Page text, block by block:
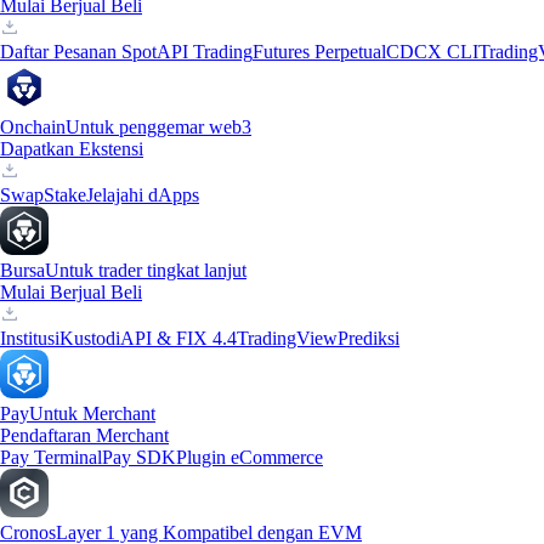
Mulai Berjual Beli
Daftar Pesanan SpotAPI TradingFutures PerpetualCDCX CLI
OnchainUntuk penggemar web3
Dapatkan Ekstensi
SwapStakeJelajahi dApps
BursaUntuk trader tingkat lanjut
Mulai Berjual Beli
InstitusiKustodiAPI & FIX 4.4TradingViewPrediksi
PayUntuk Merchant
Pendaftaran Merchant
Pay TerminalPay SDKPlugin eCommerce
CronosLayer 1 yang Kompatibel dengan EVM